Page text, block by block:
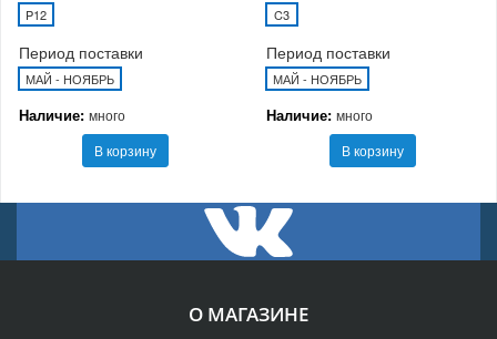
P12
Период поставки
МАЙ - НОЯБРЬ
Наличие: много
В корзину
C3
Период поставки
МАЙ - НОЯБРЬ
Наличие: много
В корзину
О МАГАЗИНЕ